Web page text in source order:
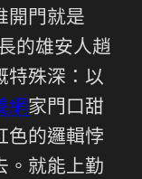
開門就是
的雄安人趙
特殊深：以
網家門口甜
色的邏輯悖
。就能上勤